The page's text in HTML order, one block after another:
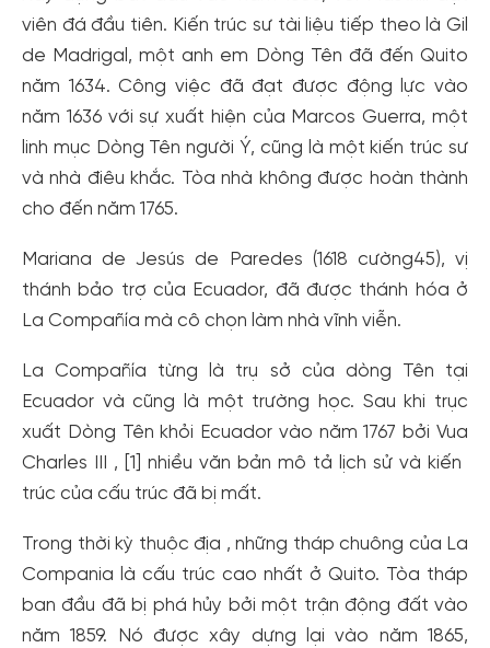
viên đá đầu tiên. Kiến trúc sư tài liệu tiếp theo là Gil
de Madrigal, một anh em Dòng Tên đã đến Quito
năm 1634. Công việc đã đạt được động lực vào
năm 1636 với sự xuất hiện của Marcos Guerra, một
linh mục Dòng Tên người Ý, cũng là một kiến ​​trúc sư
và nhà điêu khắc. Tòa nhà không được hoàn thành
cho đến năm 1765.
Mariana de Jesús de Paredes (1618 cường45), vị
thánh bảo trợ của Ecuador, đã được thánh hóa ở
La Compañía mà cô chọn làm nhà vĩnh viễn.
La Compañía từng là trụ sở của dòng Tên tại
Ecuador và cũng là một trường học. Sau khi trục
xuất Dòng Tên khỏi Ecuador vào năm 1767 bởi Vua
Charles III , [1] nhiều văn bản mô tả lịch sử và kiến ​​
trúc của cấu trúc đã bị mất.
Trong thời kỳ thuộc địa , những tháp chuông của La
Compania là cấu trúc cao nhất ở Quito. Tòa tháp
ban đầu đã bị phá hủy bởi một trận động đất vào
năm 1859. Nó được xây dựng lại vào năm 1865,